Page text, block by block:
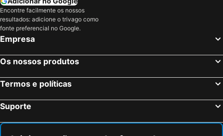
Encontre facilmente os nossos
resultados: adicione o trivago como
fonte preferencial no Google.
Empresa
Os nossos produtos
Termos e políticas
Suporte